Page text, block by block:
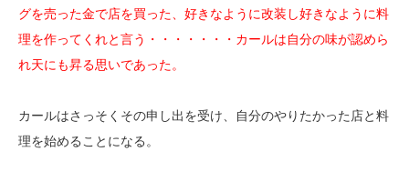
グを売った金で店を買った、好きなように改装し好きなように料
理を作ってくれと言う・・・・・・・カールは自分の味が認めら
れ天にも昇る思いであった。
カールはさっそくその申し出を受け、自分のやりたかった店と料
理を始めることになる。